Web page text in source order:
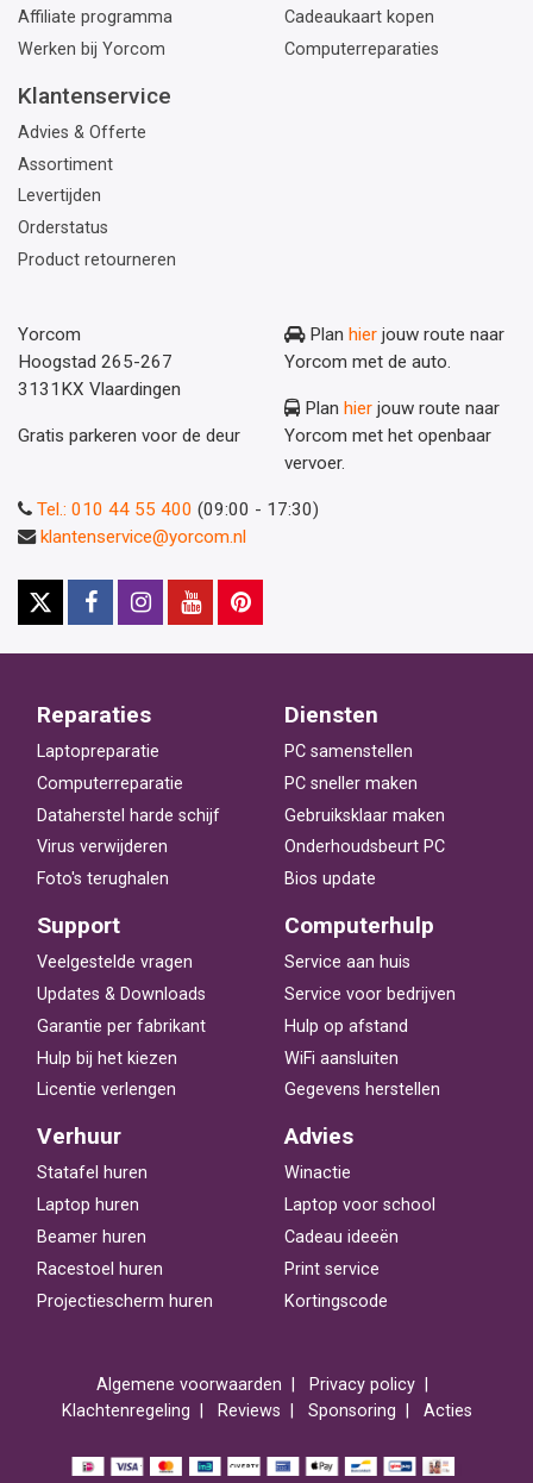
Affiliate programma
Werken bij Yorcom
Cadeaukaart kopen
Computerreparaties
Klantenservice
Advies & Offerte
Assortiment
Levertijden
Orderstatus
Product retourneren
Yorcom
Hoogstad 265-267
3131KX Vlaardingen
Gratis parkeren voor de deur
Plan hier jouw route naar
Yorcom met de auto.
Plan hier jouw route naar
Yorcom met het openbaar
vervoer.
Tel.: 010 44 55 400 (09:00 - 17:30)
klantenservice@yorcom.nl
Reparaties
Laptopreparatie
Computerreparatie
Dataherstel harde schijf
Virus verwijderen
Foto's terughalen
Diensten
PC samenstellen
PC sneller maken
Gebruiksklaar maken
Onderhoudsbeurt PC
Bios update
Support
Veelgestelde vragen
Updates & Downloads
Garantie per fabrikant
Hulp bij het kiezen
Licentie verlengen
Computerhulp
Service aan huis
Service voor bedrijven
Hulp op afstand
WiFi aansluiten
Gegevens herstellen
Verhuur
Statafel huren
Laptop huren
Beamer huren
Racestoel huren
Projectiescherm huren
Advies
Winactie
Laptop voor school
Cadeau ideeën
Print service
Kortingscode
Algemene voorwaarden
Privacy policy
Klachtenregeling
Reviews Sponsoring Acties